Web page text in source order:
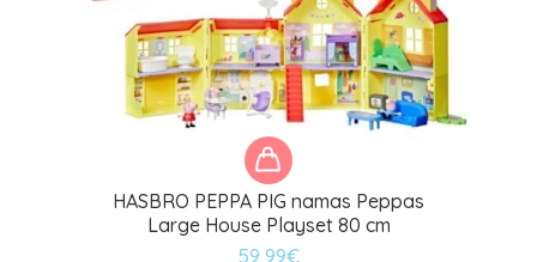
HASBRO PEPPA PIG namas Peppas
Large House Playset 80 cm
59,99€